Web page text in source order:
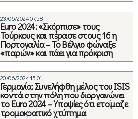
23/06/2024 07:58
Εuro 2024: «Σκόρπισε» τους
Τούρκους και πέρασε στους 16 η
Πορτογαλία – Το Βέλγιο φώναξε
«παρών» και πάει για πρόκριση
20/06/2024 15:01
Γερμανία: Συνελήφθη μέλος του ISIS
κοντά στην πόλη που διοργανώνει
το Euro 2024 – Υποψίες ότι ετοίμαζε
τρομοκρατικό χτύπημα